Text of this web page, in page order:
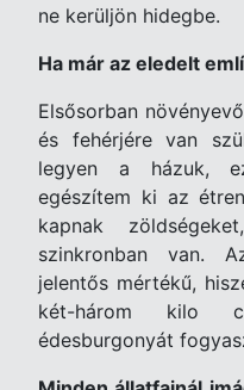
ne kerüljön hidegbe.
Ha már az eledelt
Elsősorban
és fehérjére van
legyen a házuk,
egészítem ki az
kapnak
szinkronban van.
jelentős mértékű,
két-három kilo
édesburgonyát